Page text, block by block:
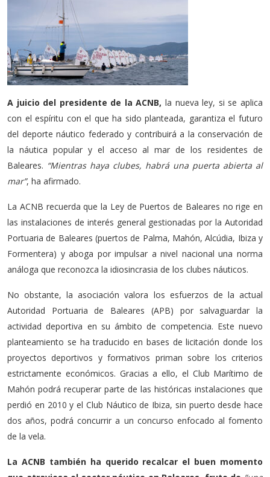
A juicio del presidente de la ACNB,la nueva ley, si se aplica
con el espíritu con el que ha sido planteada, garantiza el futuro
del deporte náutico federado y contribuirá a la conservación de
la náutica popular y el acceso al mar de los residentes de
Baleares. “Mientras haya clubes, habrá una puerta abierta al
mar”, ha afirmado.
La ACNB recuerda que la Ley de Puertos de Baleares no rige en
las instalaciones de interés general gestionadas por la Autoridad
Portuaria de Baleares (puertos de Palma, Mahón, Alcúdia, Ibiza y
Formentera) y aboga por impulsar a nivel nacional una norma
análoga que reconozca la idiosincrasia de los clubes náuticos.
No obstante, la asociación valora los esfuerzos de la actual
Autoridad Portuaria de Baleares (APB) por salvaguardar la
actividad deportiva en su ámbito de competencia. Este nuevo
planteamiento se ha traducido en bases de licitación donde los
proyectos deportivos y formativos priman sobre los criterios
estrictamente económicos. Gracias a ello, el Club Marítimo de
Mahón podrá recuperar parte de las históricas instalaciones que
perdió en 2010 y el Club Náutico de Ibiza, sin puerto desde hace
dos años, podrá concurrir a un concurso enfocado al fomento
de la vela.
La ACNB también ha querido recalcar el buen momento